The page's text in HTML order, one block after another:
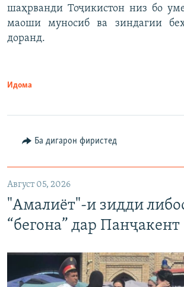
шаҳрванди Тоҷикистон низ бо
маоши муносиб ва зиндагии
доранд.
Идома
Ба дигарон фиристед
Август 05, 2026
"Амалиёт"-и зидди
“бегона” дар Панҷакент